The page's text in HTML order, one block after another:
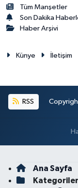
Tüm Manşetler
Son Dakika
Haber Arşivi
Künye İletişim
RSS
Ana Sayfa
Kategoriler